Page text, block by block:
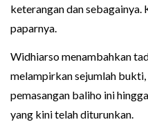
keterangan dan sebagainya.
paparnya.
Widhiarso menambahkan
melampirkan sejumlah
pemasangan baliho ini
yang kini telah diturunkan.